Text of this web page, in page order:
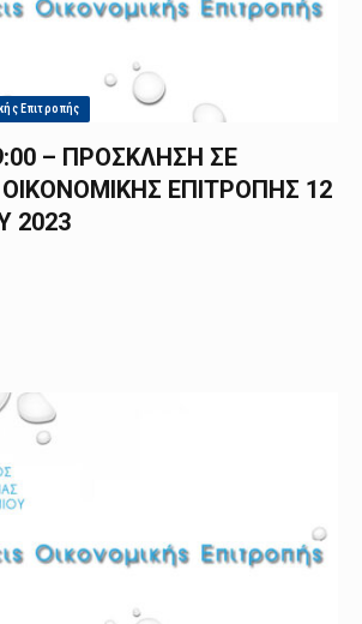
Επιτροπής
– ΠΡΟΣΚΛΗΣΗ ΣΕ
ΕΠΙΤΡΟΠΗΣ 12
2023